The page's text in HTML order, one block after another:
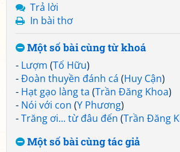
Trả lời
In bài thơ
Một số bài cùng từ khoá
- Lượm (Tố Hữu)
-Đoàn thuyền đánh cá (Huy Cận)
- Hạt gạo làng ta (Trần Đăng Khoa)
- Nói với con (Y Phương)
-Trăng ơi... từ đâu đến (Trần Đăng
Một số bài cùng tác giả